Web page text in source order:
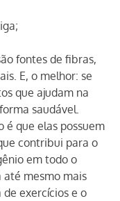
fontes de fibras,
E, o melhor: se
que ajudam na
saudável.
é que elas possuem
contribui para o
em todo o
até mesmo mais
exercícios e o